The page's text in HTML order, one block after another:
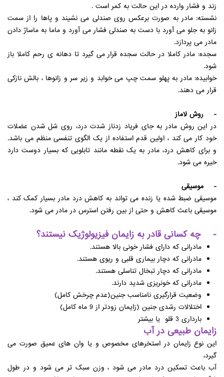
زند و فشار وارده در این حالت به کمر است .
نشسته: مادر به صورت برعکس روی صندلی می نشیند و پاها را از سمت
زانو به جلو می آورد با دست به صندلی فشار می آورد و ماما به ماساژ دادن
مادر می پردازد.
سجده: مادر کاملا در حالت سجده قرار می گیرد تا دهانه ی رحم کاملا باز
شود.
خوابیده: مادر به پهلو سمت چپ می خوابد و زیر سر و زانوها ، بالش نازکی
قرار می دهند.
- روش لاماز
در این روش مادر به جای فریاد زدناز شدت درد، روی شل شدن عضلات
خود کار می کند ، اولین قدم استفاده از یک الگوی تنفسی منظم می باشد.
و برای کاهش درد، مادر به یک نقطه مانند تابلویی که بسیار دوست دارد
خیره می شود.
- موسیقی
موسیقی ضبط شده یا زنده می تواند به کاهش درد مادر بسیار کمک کند ،
موسیقی باعث کاهش و حتی از بین رفتن استرس در مادر می شود.
- چه کسانی قادر به زایمان فیزیولوژیک نیستند؟
مادرانی که دارای فشار خونی بالا هستند.
مادرانی که دچار بیماری قلبی و ریوی هستند.
مادرانی که دچار تبخال تناسلی هستند.
مادرانی که خونریزی شدید دارند.
وضعیت قرارگیری نامناسب جنین(عدم چرخش کامل)
اختلالات رشدی جنین (زایمان زودتر از 9 ماه کامل)
بارداری 3 قلو یا بیشتر
زایمان طبیعی در آب
این نوع زایمان در استخرهای مخصوص و یا وان های عمیق صورت می
گیرد،
آب باعث تسکین درد مادر می شود ، وزن سبک تر می شود و در طول